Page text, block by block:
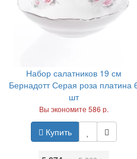
Набор салатников 19 см
Бернадотт Серая роза платина
шт
Вы экономите 586 р.
Купить